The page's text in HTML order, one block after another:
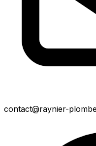
contact@raynier-